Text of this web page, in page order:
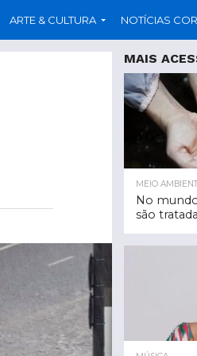
ARTE & CULTURA NOTÍCIAS
MAIS
MEIO
No
são